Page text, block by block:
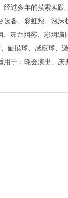
过多年的摸索实
备、彩虹炮、泡
舞台烟雾、彩烟
触摸球、感应球、
用于：晚会演出、庆